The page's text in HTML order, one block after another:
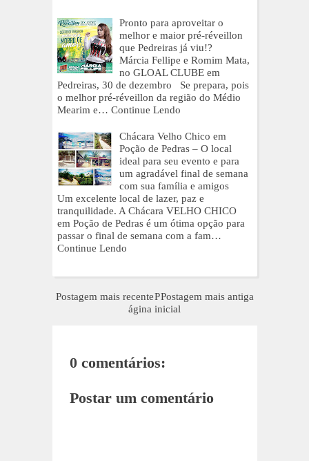
Pronto para aproveitar o
melhor e maior pré-réveillon
que Pedreiras já viu!?
Márcia Fellipe e Romim Mata,
no GLOAL CLUBE em
Pedreiras, 30 de dezembro Se prepara, pois
o melhor pré-réveillon da região do Médio
Mearim e… Continue Lendo
Chácara Velho Chico em
Poção de Pedras – O local
ideal para seu evento e para
um agradável final de semana
com sua família e amigos
Um excelente local de lazer, paz e
tranquilidade. A Chácara VELHO CHICO
em Poção de Pedras é um ótima opção para
passar o final de semana com a fam…
Continue Lendo
Postagem mais recente Postagem mais antiga
P
ágina inicial
0 comentários:
Postar um comentário